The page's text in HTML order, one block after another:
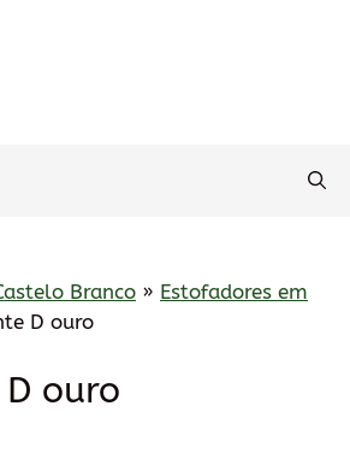
Branco » Estofadores em
D ouro
ouro